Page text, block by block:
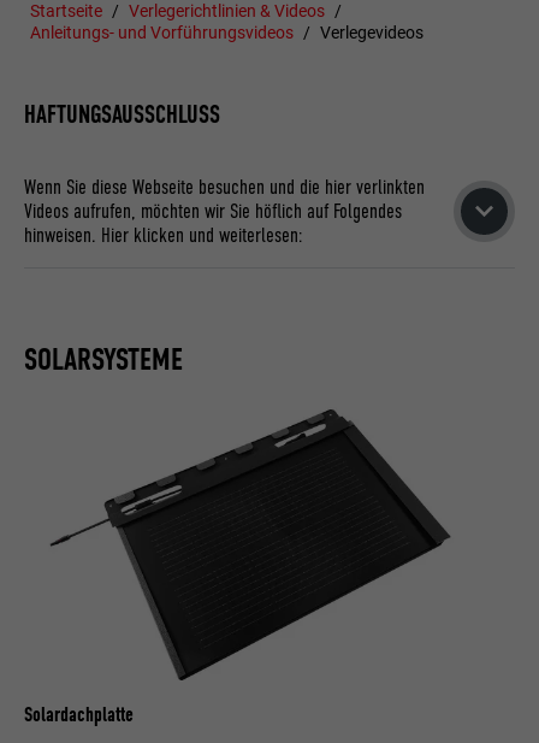
Startseite
Verlegerichtlinien & Videos
Anleitungs- und Vorführungsvideos
Verlegevideos
HAFTUNGSAUSSCHLUSS
Wenn Sie diese Webseite besuchen und die hier verlinkten
Videos aufrufen, möchten wir Sie höflich auf Folgendes
hinweisen. Hier klicken und weiterlesen:
beachten, dass diese Informationen unvollständig, veraltet,
berücksichtigen sie möglicherweise nicht die individuellen
Gegebenheiten Ihres Vorhabens.
2. Wir behalten uns das Recht vor, die Videos jederzeit ohne
gesonderte Ankündigung teilweise oder vollständig zu
verändern, Teile zu entfernen oder sie gänzlich einzustellen.
3. Die in den Videos vermittelten Informationen entbinden
Sie nicht von der Verantwortung, ausschließlich qualifizierte
Fachkräfte mit der fachgerechten Montage oder Verlegung
SOLARSYSTEME
Solardachplatte